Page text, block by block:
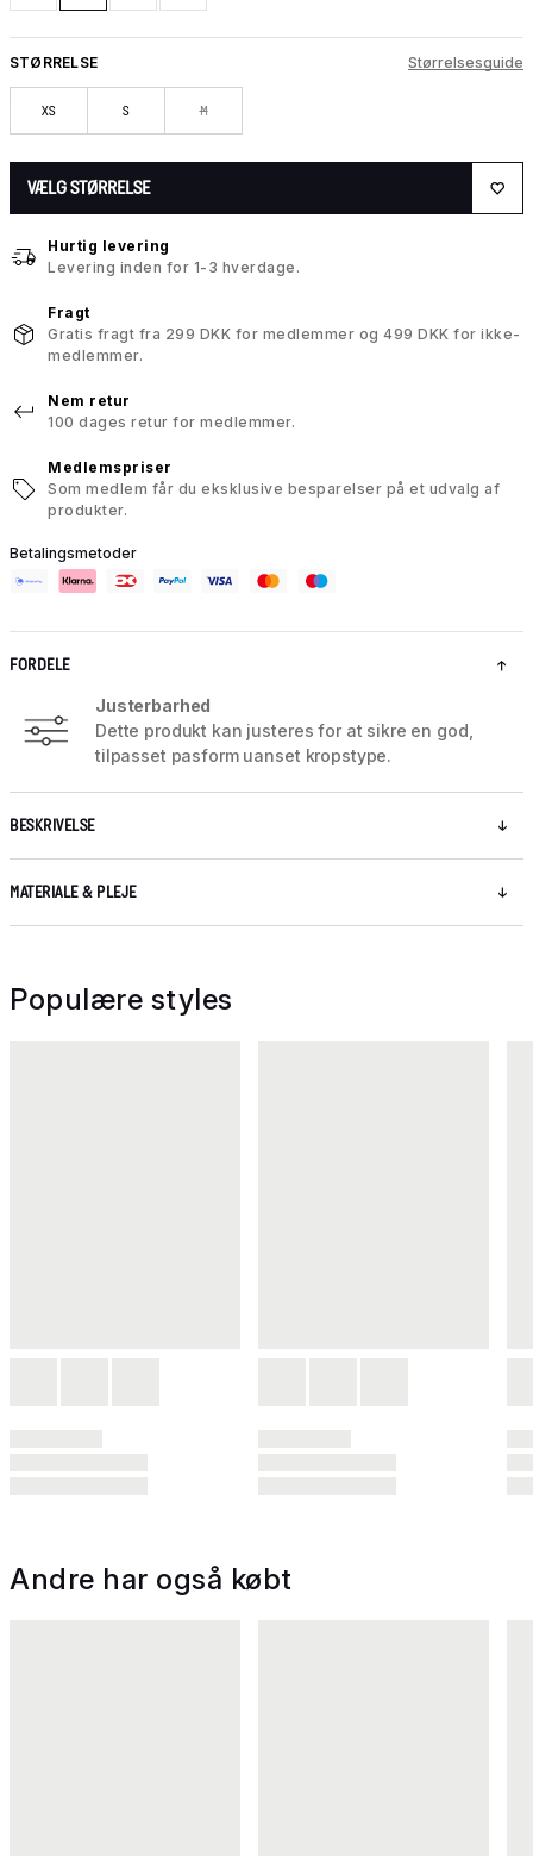
STØRRELSE Størrelsesguide
XS S M
VÆLG STØRRELSE
Hurtig levering
Levering inden for 1-3 hverdage.
Fragt
Gratis fragt fra 299 DKK for medlemmer og 499 DKK for ikke-
medlemmer.
Nem retur
100 dages retur for medlemmer.
Medlemspriser
Som medlem får du eksklusive besparelser på et udvalg af
produkter.
Betalingsmetoder
FORDELE
Justerbarhed
Dette produkt kan justeres for at sikre en god,
tilpasset pasform uanset kropstype.
BESKRIVELSE
MATERIALE & PLEJE
Populære styles
Andre har også købt